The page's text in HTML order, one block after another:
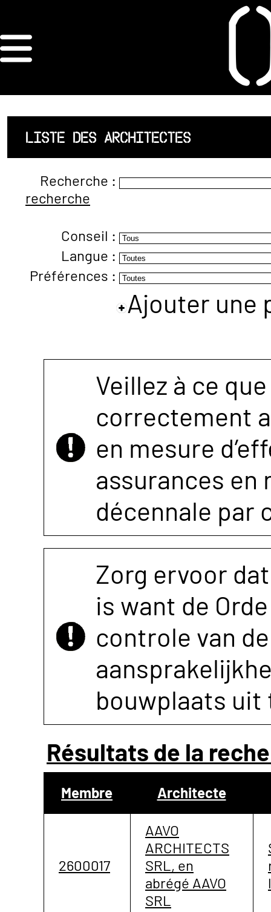
ORDRE DES
ARCHITECTES
ACCUEIL
LISTE DES
ARCHITECTES
JURISPRUDENCE
ANNEXE 4 CODT
LISTE DES ARCHITECTES
Recherche :
recherche
Conseil :
Langue :
Préférences :
Ajouter une
Veillez à ce
correctement
en mesure
assurances
décennale par
Zorg ervoor
is want de
controle van
bouwplaats uit
Résultats de la
Membre Architecte
2600017
AAVO
ARCHITECTS
SRL, en
abrégé AAVO
SRL